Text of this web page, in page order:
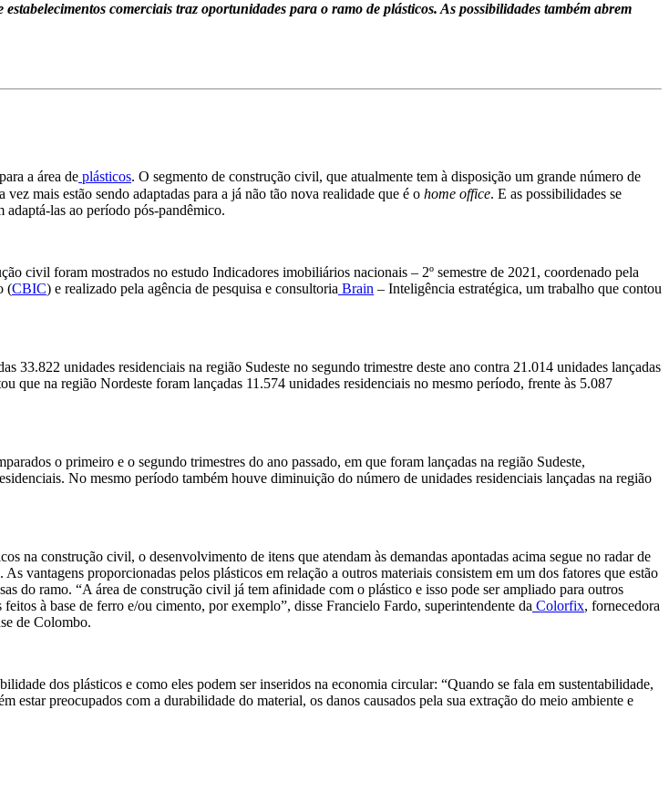
comerciais traz oportunidades para o ramo de plásticos. As possibilidades também abrem
a área de plásticos. O segmento de construção civil, que atualmente tem à disposição um grande número de
mais estão sendo adaptadas para a já não tão nova realidade que é o home office. E as possibilidades se
adaptá-las ao período pós-pandêmico.
civil foram mostrados no estudo Indicadores imobiliários nacionais – 2º semestre de 2021, coordenado pela
(CBIC) e realizado pela agência de pesquisa e consultoria Brain – Inteligência estratégica, um trabalho que contou
33.822 unidades residenciais na região Sudeste no segundo trimestre deste ano contra 21.014 unidades lançadas
que na região Nordeste foram lançadas 11.574 unidades residenciais no mesmo período, frente às 5.087
o primeiro e o segundo trimestres do ano passado, em que foram lançadas na região Sudeste,
No mesmo período também houve diminuição do número de unidades residenciais lançadas na região
na construção civil, o desenvolvimento de itens que atendam às demandas apontadas acima segue no radar de
vantagens proporcionadas pelos plásticos em relação a outros materiais consistem em um dos fatores que estão
do ramo. “A área de construção civil já tem afinidade com o plástico e isso pode ser ampliado para outros
à base de ferro e/ou cimento, por exemplo”, disse Francielo Fardo, superintendente da Colorfix, fornecedora
de Colombo.
dos plásticos e como eles podem ser inseridos na economia circular: “Quando se fala em sustentabilidade,
estar preocupados com a durabilidade do material, os danos causados pela sua extração do meio ambiente e